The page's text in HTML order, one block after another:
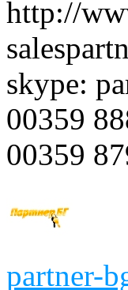
http://
skype:
00359
00359
partner-